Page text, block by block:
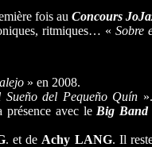
fois au Concours
ritmiques… « Sobre
» en 2008.
Sueño del Pequeño Quín
présence avec le Big
. et de Achy LANG. Il